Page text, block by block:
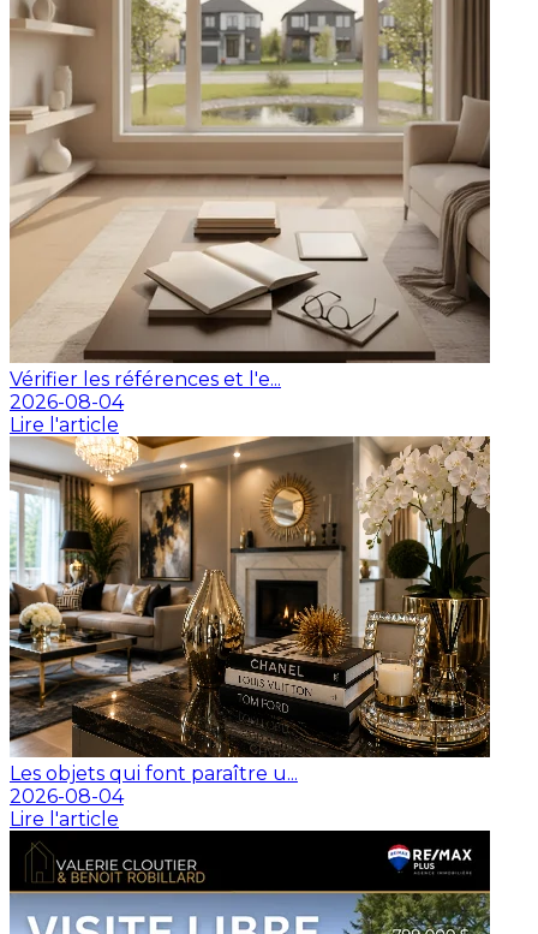
Vérifier les références et l'e...
2026-08-04
Lire l'article
Les objets qui font paraître u...
2026-08-04
Lire l'article